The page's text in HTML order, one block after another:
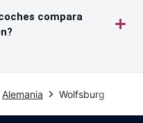
compara
Alemania Wolfsburg